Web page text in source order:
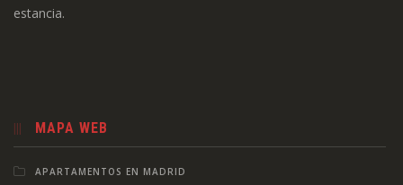
estancia.
MAPA WEB
APARTAMENTOS EN MADRID